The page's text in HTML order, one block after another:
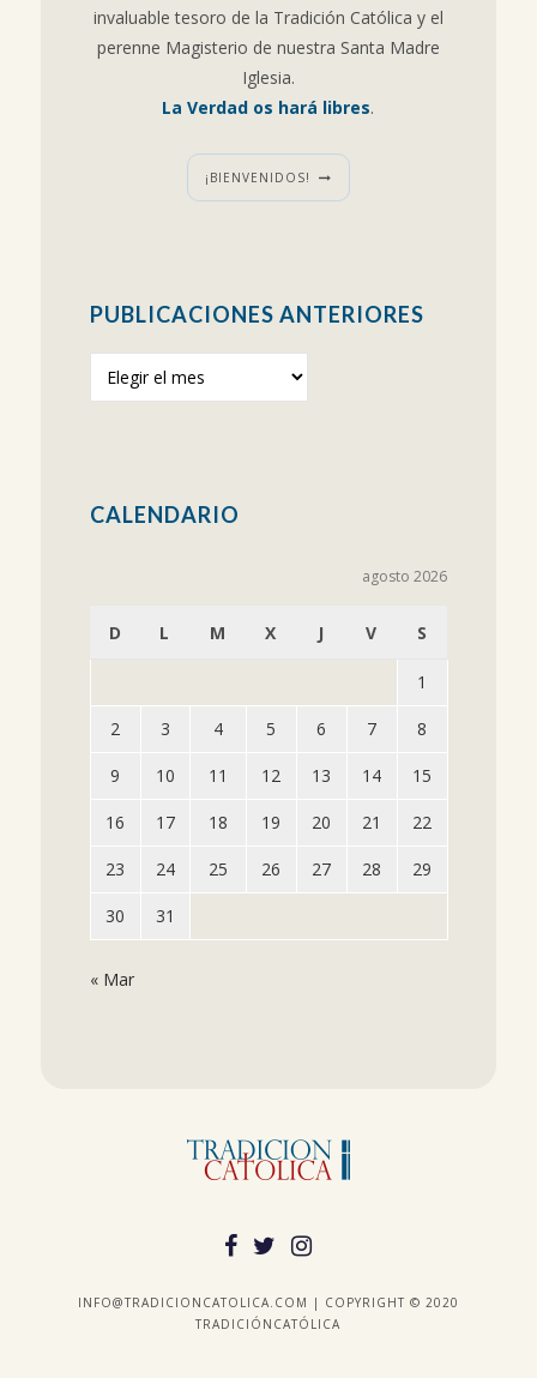
invaluable tesoro de la Tradición Católica y el
perenne Magisterio de nuestra Santa Madre
Iglesia.
La Verdad os hará libres.
¡BIENVENIDOS!
PUBLICACIONES ANTERIORES
anteriores
CALENDARIO
agosto 2026
D L M X J V S
1
2 3 4 5 6 7 8
9 10 11 12 13 14 15
16 17 18 19 20 21 22
23 24 25 26 27 28 29
30 31
« Mar
INFO@TRADICIONCATOLICA.COM | COPYRIGHT © 2020
TRADICIÓNCATÓLICA